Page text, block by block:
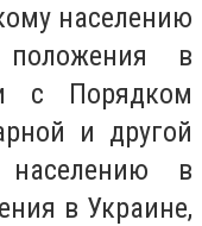
населению
в
с Порядком
и другой
в
в Украине,